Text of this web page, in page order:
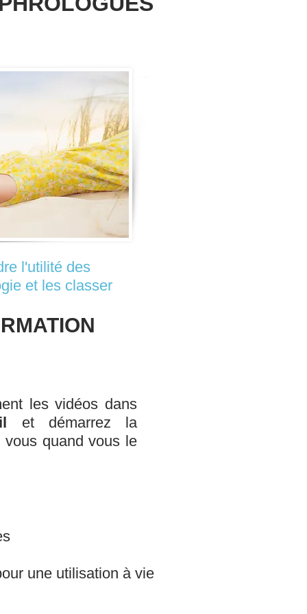
l'utilité des
et les classer
les vidéos dans
et démarrez la
quand vous le
une utilisation à vie